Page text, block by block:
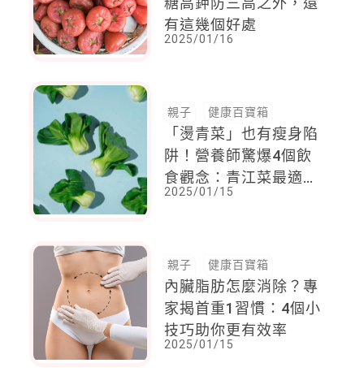
有這幾個好處
2025/01/16
親子 健康百寶箱
「燙青菜」也有瘦身陷
阱！營養師驚爆4個飲
食觀念：青江菜最適合
減肥，這三種吃錯胖更
2025/01/15
親子 健康百寶箱
內臟脂肪怎麼消除？專
家揭首重1習慣：4個小
技巧助你更有效率
2025/01/15